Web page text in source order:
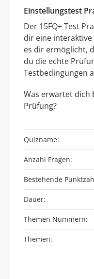
Einstellungstest
Der 15FQ+ Test
dir eine
es dir ermöglicht,
du die echte
Testbedingungen
Was erwartet dich
Prüfung?
Quizname:
Anzahl Fragen:
Bestehende
Dauer:
Themen Nummern:
Themen: